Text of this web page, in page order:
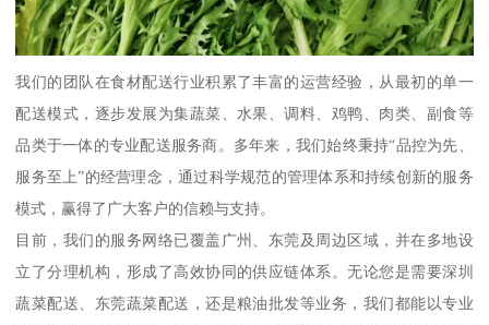
我们的团队在食材配送行业积累了丰富的运营经验，从最初的单一
配送模式，逐步发展为集蔬菜、水果、调料、鸡鸭、肉类、副食等
品类于一体的专业配送服务商。多年来，我们始终秉持“品控为先、
服务至上”的经营理念，通过科学规范的管理体系和持续创新的服务
模式，赢得了广大客户的信赖与支持。
目前，我们的服务网络已覆盖广州、东莞及周边区域，并在多地设
立了分理机构，形成了高效协同的供应链体系。无论您是需要深圳
蔬菜配送、东莞蔬菜配送，还是粮油批发等业务，我们都能以专业